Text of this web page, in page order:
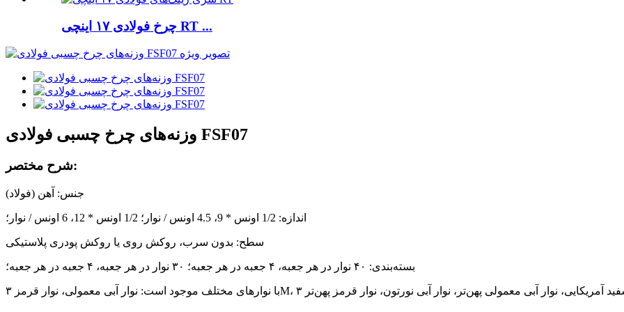
چرخ فولادی ۱۷ اینچی RT ...
وزنه‌های چرخ چسبی فولادی FSF07
شرح مختصر:
جنس: آهن (فولاد)
اندازه: 1/2 اونس * 9، 4.5 اونس / نوار؛ 1/2 اونس * 12، 6 اونس / نوار؛
سطح: بدون سرب، روکش روی یا روکش پودری پلاستیکی
بسته‌بندی: ۴۰ نوار در هر جعبه، ۴ جعبه در هر جعبه؛ ۳۰ نوار در هر جعبه، ۴ جعبه در هر جعبه؛